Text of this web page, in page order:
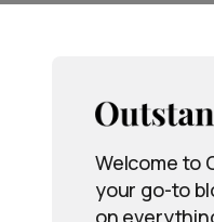
Welcome to
your go-to
on